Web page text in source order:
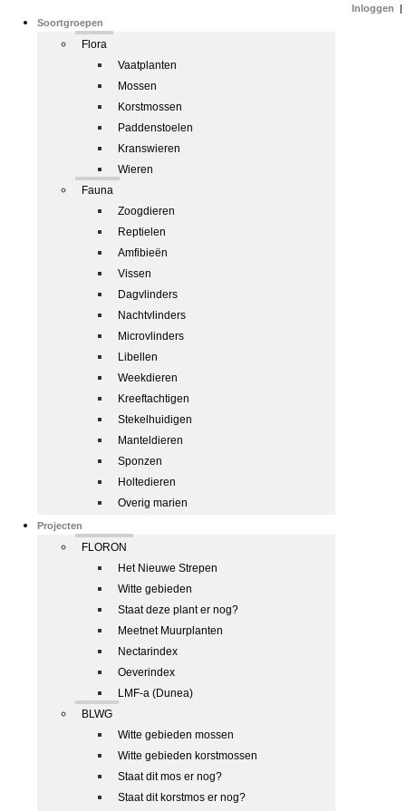
Soortgroepen
Flora
Vaatplanten
Mossen
Korstmossen
Paddenstoelen
Kranswieren
Wieren
Fauna
Zoogdieren
Reptielen
Amfibieën
Vissen
Dagvlinders
Nachtvlinders
Microvlinders
Libellen
Weekdieren
Kreeftachtigen
Stekelhuidigen
Manteldieren
Sponzen
Holtedieren
Overig marien
Projecten
FLORON
Het Nieuwe Strepen
Witte gebieden
Staat deze plant er nog?
Meetnet Muurplanten
Nectarindex
Oeverindex
LMF-a (Dunea)
BLWG
Witte gebieden mossen
Witte gebieden korstmossen
Staat dit mos er nog?
Staat dit korstmos er nog?
Inloggen |